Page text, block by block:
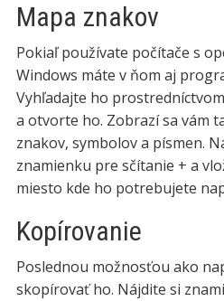
Mapa znakov
Pokiaľ používate počítače s
Windows máte v ňom aj
Vyhľadajte ho
a otvorte ho. Zobrazí sa vám
znakov, symbolov a písmen.
znamienku pre sčítanie + a
miesto kde ho potrebujete
Kopírovanie
Poslednou možnosťou ako
skopírovať ho. Nájdite si